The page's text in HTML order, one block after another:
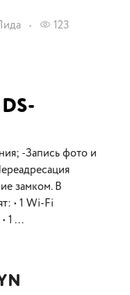
123
-Запись фото и
замком. В
• 1 Wi-Fi
1 ...